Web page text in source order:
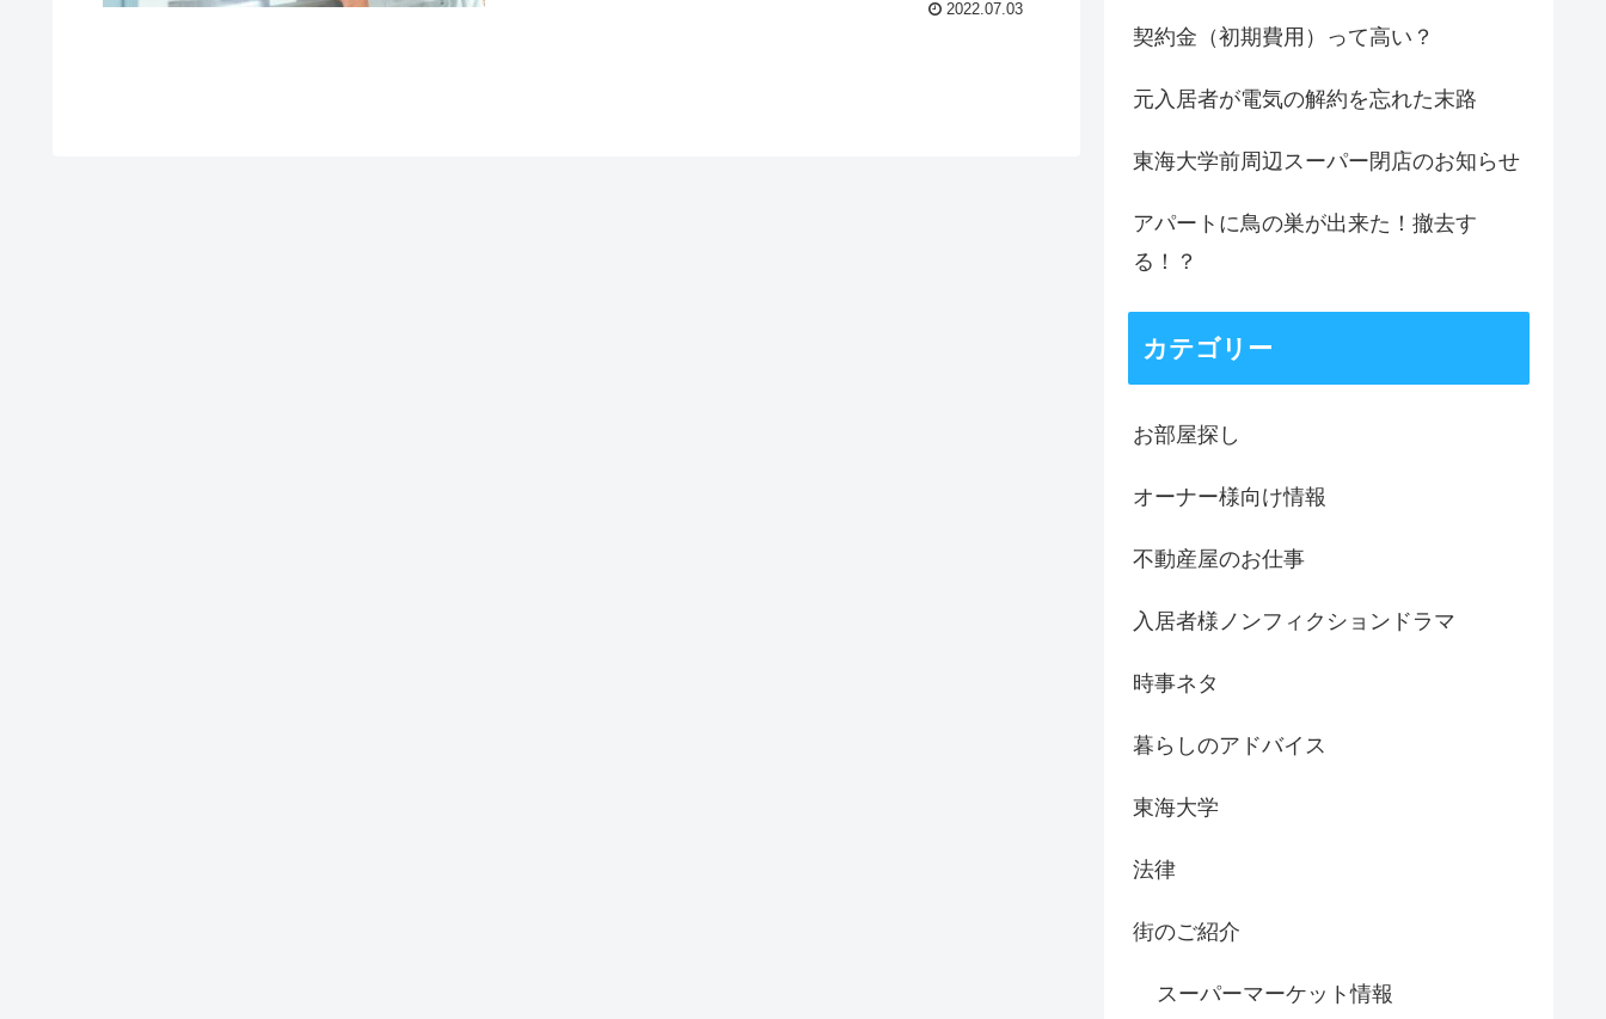
2022.07.03
契約金（初期費用）って高い？
元入居者が電気の解約を忘れた末路
東海大学前周辺スーパー閉店のお知らせ
アパートに鳥の巣が出来た！撤去す
る！？
カテゴリー
お部屋探し
オーナー様向け情報
不動産屋のお仕事
入居者様ノンフィクションドラマ
時事ネタ
暮らしのアドバイス
東海大学
法律
街のご紹介
スーパーマーケット情報